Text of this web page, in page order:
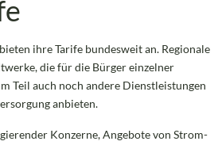
ihre Tarife bundesweit an. Regionale
die für die Bürger einzelner
Teil auch noch andere Dienstleistungen
anbieten.
Konzerne, Angebote von Strom-